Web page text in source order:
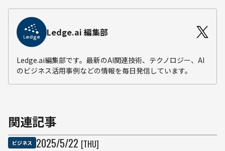
Ledge.ai 編集部
Ledge.ai編集部です。最新のAI関連技術、テクノロジー、AI
のビジネス活用事例などの情報を毎日発信しています。
関連記事
ビジネス 2025/5/22 [THU]